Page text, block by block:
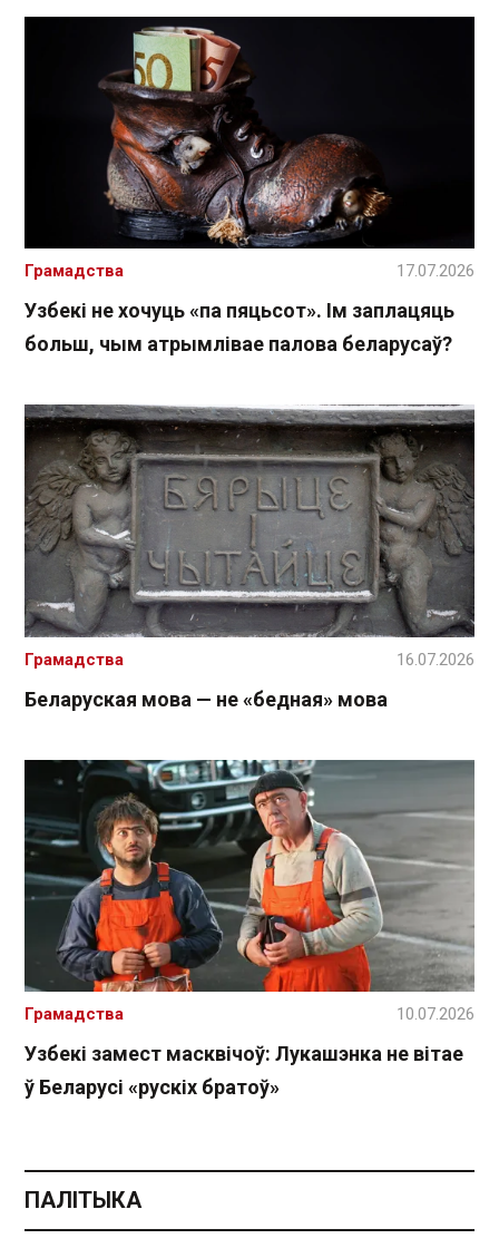
Узбекі не хочуць «па пяцьсот». Ім заплацяць
больш, чым атрымлівае палова беларусаў?
Грамадства 17.07.2026
Беларуская мова — не «бедная» мова
Грамадства 16.07.2026
Узбекі замест масквічоў: Лукашэнка не вітае
ў Беларусі «рускіх братоў»
Грамадства 10.07.2026
ПАЛІТЫКА